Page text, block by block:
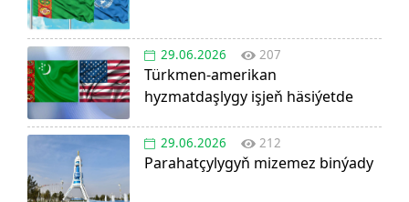
29.06.2026 207
Türkmen-amerikan
hyzmatdaşlygy işjeň häsiýetde
29.06.2026 212
Parahatçylygyň mizemez binýady